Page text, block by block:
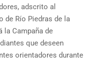
adscrito al
de Río Piedras de la
la Campaña de
que deseen
orientadores durante